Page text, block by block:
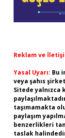
Reklam ve
Yasal Uyarı: Bu
veya şahıs
Sitede yalnızca
taşımamakta
paylaşım
benzerlikleri
taslak